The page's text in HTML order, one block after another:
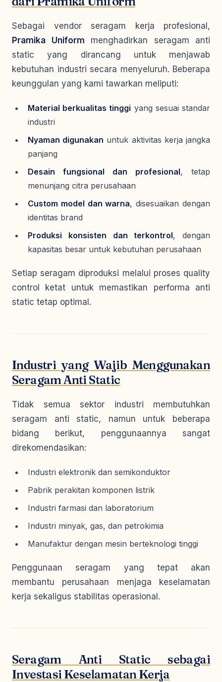
Sebagai vendor seragam kerja profesional,
Pramika Uniform menghadirkan seragam anti
static yang dirancang untuk menjawab
kebutuhan industri secara menyeluruh. Beberapa
keunggulan yang kami tawarkan meliputi:
Material berkualitas tinggi yang sesuai standar
industri
Nyaman digunakan untuk aktivitas kerja jangka
panjang
Desain fungsional dan profesional, tetap
menunjang citra perusahaan
Custom model dan warna, disesuaikan dengan
identitas brand
Produksi konsisten dan terkontrol, dengan
kapasitas besar untuk kebutuhan perusahaan
Setiap seragam diproduksi melalui proses quality
control ketat untuk memastikan performa anti
static tetap optimal.
Industri yang Wajib Menggunakan
Seragam Anti Static
Tidak semua sektor industri membutuhkan
seragam anti static, namun untuk beberapa
bidang berikut, penggunaannya sangat
direkomendasikan:
Industri elektronik dan semikonduktor
Pabrik perakitan komponen listrik
Industri farmasi dan laboratorium
Industri minyak, gas, dan petrokimia
Manufaktur dengan mesin berteknologi tinggi
Penggunaan seragam yang tepat akan
membantu perusahaan menjaga keselamatan
kerja sekaligus stabilitas operasional.
Seragam Anti Static sebagai
Investasi Keselamatan Kerja